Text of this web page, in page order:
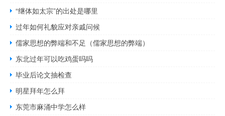
“继体如太宗”的出处是哪里
过年如何礼貌应对亲戚问候
儒家思想的弊端和不足（儒家思想的弊端）
东北过年可以吃鸡蛋吗吗
毕业后论文抽检查
明星拜年怎么拜
东莞市麻涌中学怎么样